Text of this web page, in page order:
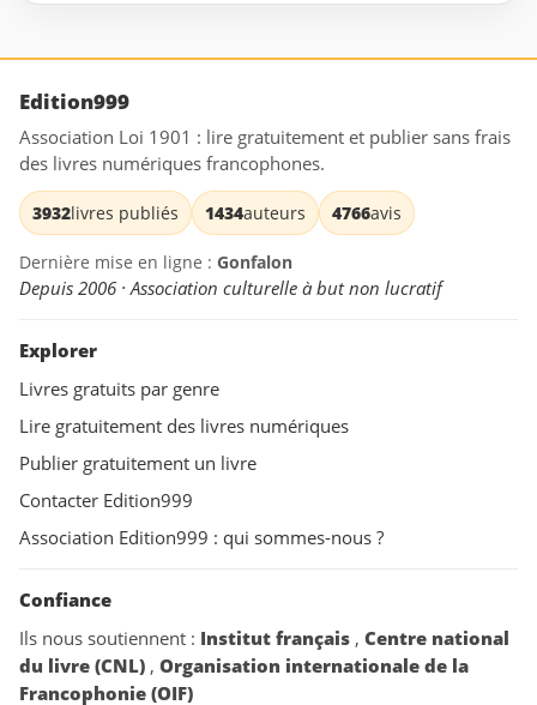
Edition999
Association Loi 1901 : lire gratuitement et publier sans frais
des livres numériques francophones.
3932livres publiés 1434auteurs 4766avis
Dernière mise en ligne : Gonfalon
Depuis 2006 · Association culturelle à but non lucratif
Explorer
Livres gratuits par genre
Lire gratuitement des livres numériques
Publier gratuitement un livre
Contacter Edition999
Association Edition999 : qui sommes-nous ?
Confiance
Ils nous soutiennent : Institut français , Centre national
du livre (CNL) , Organisation internationale de la
Francophonie (OIF)